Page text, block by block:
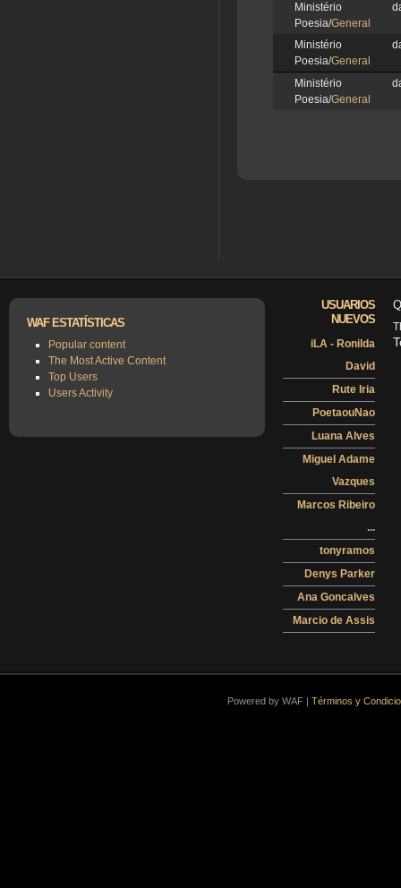
Ministério
Poesia/General
Ministério
Poesia/General
Ministério
Poesia/General
WAF ESTATÍSTICAS
Popular content
The Most Active Content
Top Users
Users Activity
USUARIOS
NUEVOS
iLA - Ronilda
David
Rute Iria
PoetaouNao
Luana Alves
Miguel Adame
Vazques
Marcos Ribeiro
...
tonyramos
Denys Parker
Ana Goncalves
Marcio de Assis
Powered by WAF | Términos y